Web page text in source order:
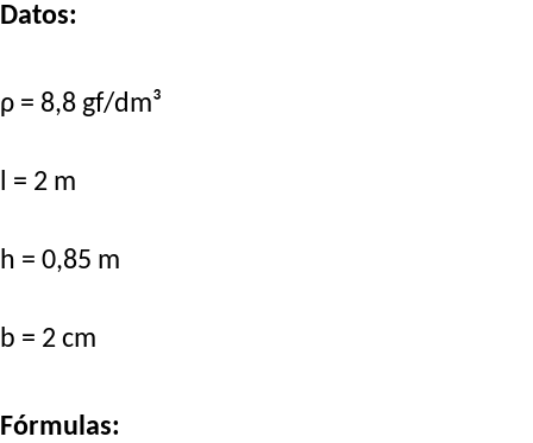
Datos:
ρ = 8,8 gf/dm³
l = 2 m
h = 0,85 m
b = 2 cm
Fórmulas: